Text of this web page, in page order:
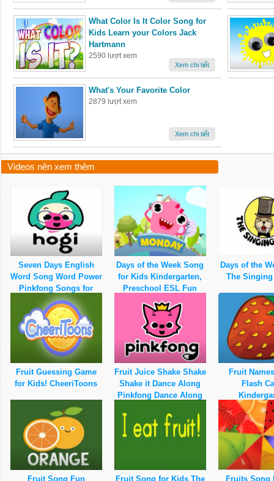
What Color Is It Color Song for
Kids Learn your Colors Jack
Hartmann
2590 lượt xem
Xem chi tiết
What's Your Favorite Color
2879 lượt xem
Xem chi tiết
Videos nên xem thêm
Seven Days English
Word Song Word Power
Pinkfong Songs for
Children
Days of the Week Song
for Kids Kindergarten,
Preschool ESL Fun
Kids English
Days of the
The
Fruit Guessing Game
for Kids! CheeriToons
Fruit Juice Shake Shake
Shake it Dance Along
Pinkfong Dance Along
Fruit
Flash
Preschool,
Fun Kids
Fruit Song Fun
Fruit Song for Kids The
Fruits Song